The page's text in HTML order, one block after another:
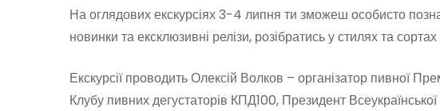
На оглядових екскурсіях 3-4 липня ти зможеш особисто
новинки та ексклюзивні релізи, розібратись у стилях та
Екскурсії проводить Олексій Волков – організатор пивної
Клубу пивних дегустаторів КПД100, Президент Всеукраїнської